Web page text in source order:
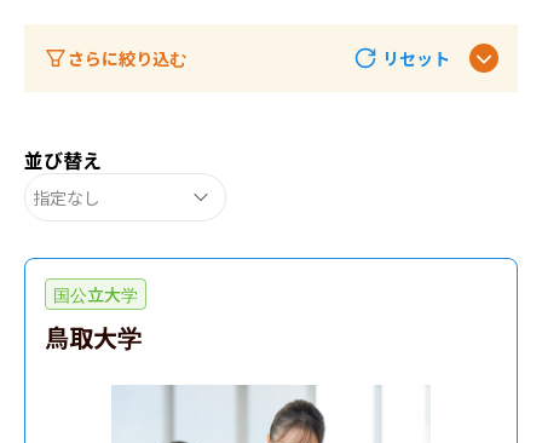
さらに絞り込む リセット
並び替え
指定なし
国公立大学
鳥取大学